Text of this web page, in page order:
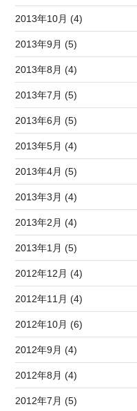
2013年10月 (4)
2013年9月 (5)
2013年8月 (4)
2013年7月 (5)
2013年6月 (5)
2013年5月 (4)
2013年4月 (5)
2013年3月 (4)
2013年2月 (4)
2013年1月 (5)
2012年12月 (4)
2012年11月 (4)
2012年10月 (6)
2012年9月 (4)
2012年8月 (4)
2012年7月 (5)